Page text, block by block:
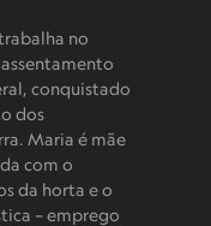
no
conquistado
dos
Maria é mãe
com o
da horta e o
– emprego